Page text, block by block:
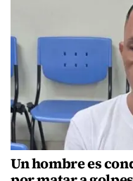
Un hombre es